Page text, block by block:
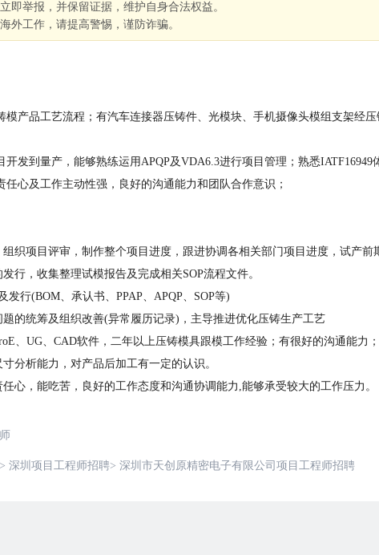
即举报，并保留证据，维护自身合法权益。
外工作，请提高警惕，谨防诈骗。
模产品工艺流程；有汽车连接器压铸件、光模块、手机摄像头模组支架经压
开发到量产，能够熟练运用APQP及VDA6.3进行项目管理；熟悉IATF16949
任心及工作主动性强，良好的沟通能力和团队合作意识；
织项目评审，制作整个项目进度，跟进协调各相关部门项目进度，试产前
行，收集整理试模报告及完成相关SOP流程文件。
发行(BOM、承认书、PPAP、APQP、SOP等)
的统筹及组织改善(异常履历记录)，主导推进优化压铸生产工艺
、UG、CAD软件，二年以上压铸模具跟模工作经验；有很好的沟通能力；
分析能力，对产品后加工有一定的认识。
心，能吃苦，良好的工作态度和沟通协调能力,能够承受较大的工作压力。
> 深圳项目工程师招聘> 深圳市天创原精密电子有限公司项目工程师招聘